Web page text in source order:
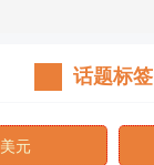
话题标签
美元